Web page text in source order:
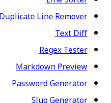
Duplicate Line Remover
Text Diff
Regex Tester
Markdown Preview
Password Generator